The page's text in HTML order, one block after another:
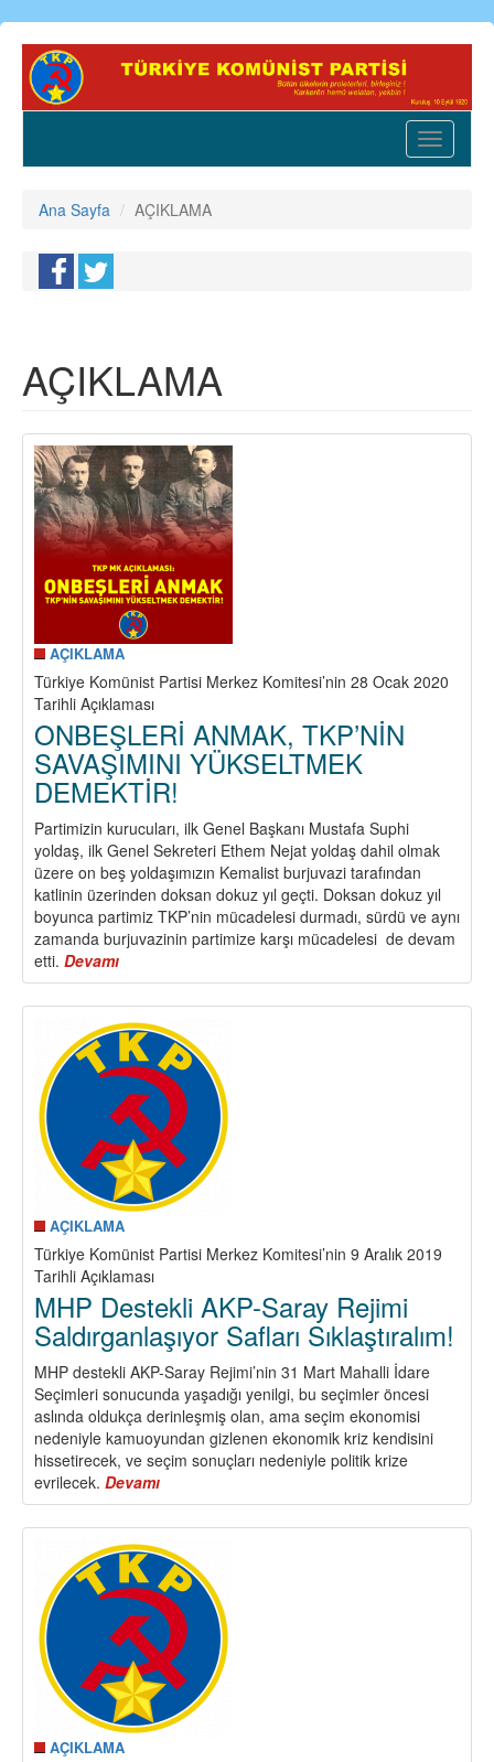
Ana
içeriğe
Toggle
Ana Sayfa AÇIKLAMA
AÇIKLAMA
AÇIKLAMA
Türkiye Komünist Partisi Merkez Komitesi’nin 28 Ocak 2020
Tarihli Açıklaması
ONBEŞLERİ ANMAK, TKP’NİN
SAVAŞIMINI YÜKSELTMEK
DEMEKTİR!
Partimizin kurucuları, ilk Genel Başkanı Mustafa Suphi
yoldaş, ilk Genel Sekreteri Ethem Nejat yoldaş dahil olmak
üzere on beş yoldaşımızın Kemalist burjuvazi tarafından
katlinin üzerinden doksan dokuz yıl geçti. Doksan dokuz yıl
boyunca partimiz TKP’nin mücadelesi durmadı, sürdü ve aynı
zamanda burjuvazinin partimize karşı mücadelesi de devam
etti. Devamı
ONBEŞLERİ
ANMAK,
TKP’NİN
SAVAŞIMINI
YÜKSELTMEK
DEMEKTİR!
AÇIKLAMA
Türkiye Komünist Partisi Merkez Komitesi’nin 9 Aralık 2019
Tarihli Açıklaması
MHP Destekli AKP-Saray Rejimi
Saldırganlaşıyor Safları Sıklaştıralım!
MHP destekli AKP-Saray Rejimi’nin 31 Mart Mahalli İdare
Seçimleri sonucunda yaşadığı yenilgi, bu seçimler öncesi
aslında oldukça derinleşmiş olan, ama seçim ekonomisi
nedeniyle kamuoyundan gizlenen ekonomik kriz kendisini
hissetirecek, ve seçim sonuçları nedeniyle politik krize
evrilecek. Devamı
MHP
Destekli
AKP-
Saray
Rejimi
Saldırganlaşıyor
Safları
Sıklaştıralım!
AÇIKLAMA